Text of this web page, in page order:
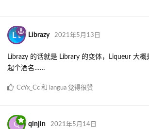
Librazy 2021年5月13日
Librazy 的话就是 Library 的变体，Liqueur 大
起个酒名……
CcYx_Cc 和 langua 觉得很赞
Q qinjin 2021年5月14日